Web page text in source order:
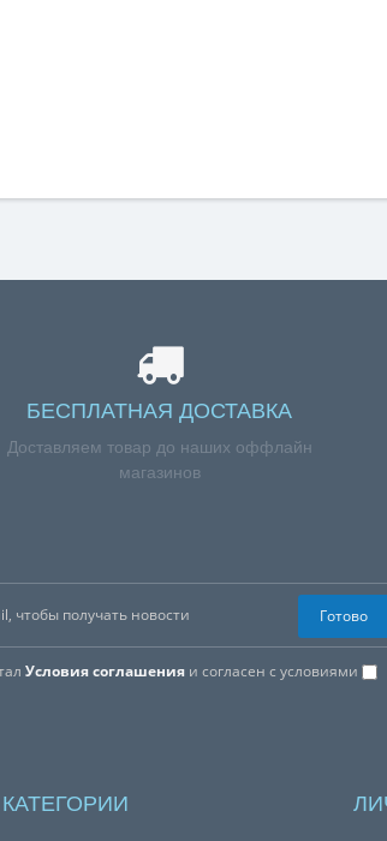
БЕСПЛАТНАЯ ДОСТАВКА
Доставляем товар до наших оффлайн
магазинов
Условия соглашения и согласен с условиями
Готово
КАТЕГОРИИ